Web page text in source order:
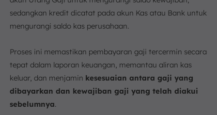
sedangkan kredit dicatat pada akun Kas atau Bank untuk
mengurangi saldo kas perusahaan.
Proses ini memastikan pembayaran gaji tercermin secara
tepat dalam laporan keuangan, memantau aliran kas
keluar, dan menjamin kesesuaian antara gaji yang
dibayarkan dan kewajiban gaji yang telah diakui
sebelumnya.